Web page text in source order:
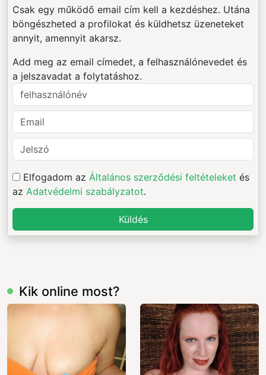
Csak egy működő email cím kell a kezdéshez. Utána
böngészheted a profilokat és küldhetsz üzeneteket
annyit, amennyit akarsz.
Add meg az email címedet, a felhasználónevedet és
a jelszavadat a folytatáshoz.
Elfogadom az Általános szerződési feltételeket és
az Adatvédelmi szabályzatot.
Küldés
Kik online most?